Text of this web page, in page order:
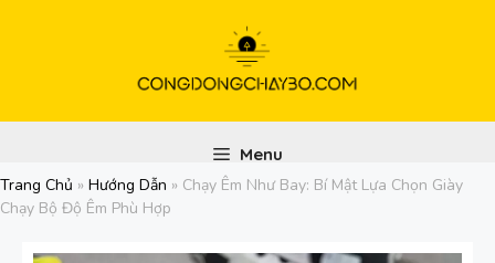
Menu
Trang Chủ » Hướng Dẫn » Chạy Êm Như Bay: Bí Mật Lựa Chọn Giày
Chạy Bộ Độ Êm Phù Hợp